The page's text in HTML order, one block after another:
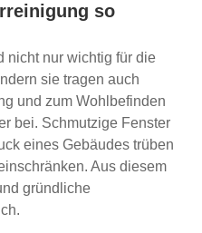
so
nicht nur wichtig für die
sie tragen auch
und zum Wohlbefinden
bei. Schmutzige Fenster
eines Gebäudes trüben
Aus diesem
gründliche